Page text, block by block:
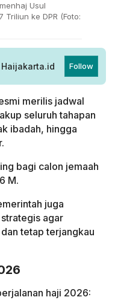
Usul
Triliun ke DPR (Foto:
Follow
merilis jadwal
seluruh tahapan
ibadah, hingga
bagi calon jemaah
M.
juga
agar
tetap terjangkau
haji 2026: